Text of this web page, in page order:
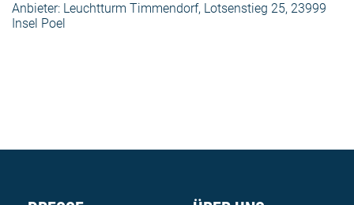
Anbieter: Leuchtturm Timmendorf, Lotsenstieg 25, 23999
Insel Poel